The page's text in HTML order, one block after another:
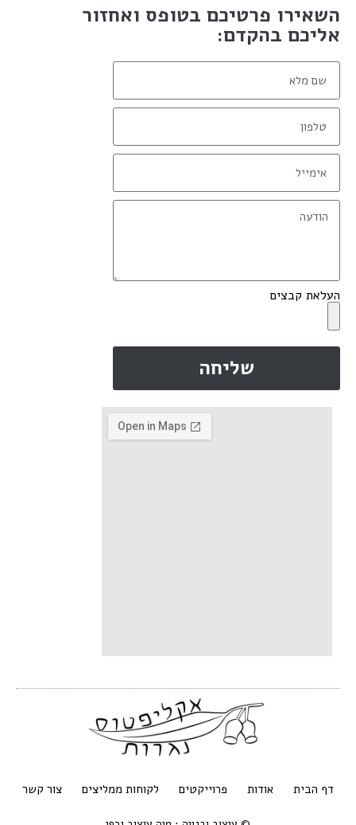
השאירו פרטיכם בטופס ואחזור
אליכם בהקדם:
העלאת קבצים
שליחה
דף הבית אודות פרוייקטים לקוחות ממליצים צור קשר